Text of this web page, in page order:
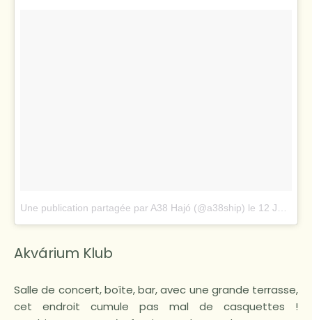
Une publication partagée par A38 Hajó (@a38ship) le 12 Juil. 2018 à 5 :59 PDT
Akvárium Klub
Salle de concert, boîte, bar, avec une grande terrasse,
cet endroit cumule pas mal de casquettes !